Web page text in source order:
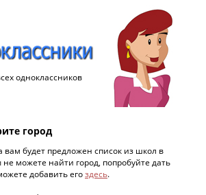
одноклассников
город
вам будет предложен список из школ в
не можете найти город, попробуйте дать
добавить егоздесь.